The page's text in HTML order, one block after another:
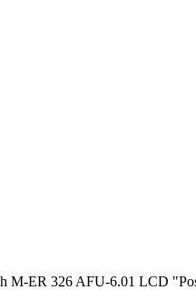
M-ER 326 AFU-6.01 LCD